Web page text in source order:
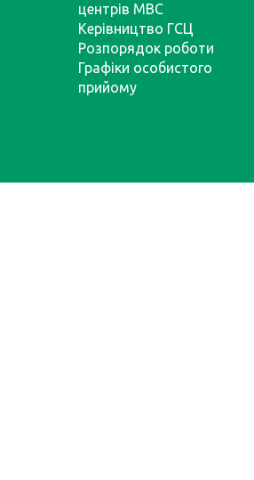
центрів МВС
Керівництво ГСЦ
Розпорядок роботи
Графіки особистого
прийому